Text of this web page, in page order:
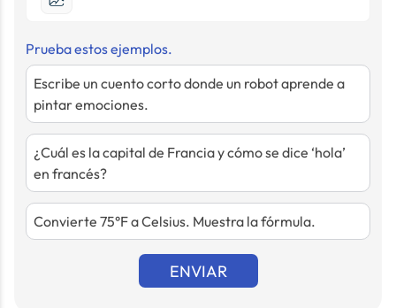
Prueba estos ejemplos.
Escribe un cuento corto donde un robot aprende a
pintar emociones.
¿Cuál es la capital de Francia y cómo se dice ‘hola’
en francés?
Convierte 75°F a Celsius. Muestra la fórmula.
ENVIAR